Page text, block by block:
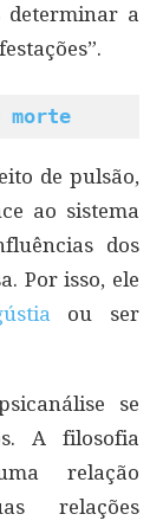
determinar a
morte
de pulsão,
ao sistema
dos
Por isso, ele
ou ser
se
A filosofia
relação
relações